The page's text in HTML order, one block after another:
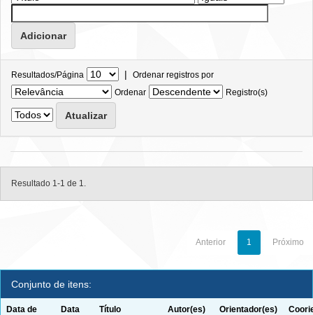
Resultados/Página | Ordenar registros por
Ordenar
Registro(s)
Resultado 1-1 de 1.
Anterior 1 Próximo
Conjunto de itens:
Data de
Data
Título Autor(es) Orientador(es)